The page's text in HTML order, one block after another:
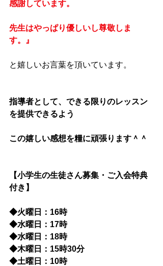
感謝しています。
先生はやっぱり優しいし尊敬しま
す。』
と嬉しいお言葉を頂いています。
指導者として、できる限りのレッスン
を提供できるよう
この嬉しい感想を糧に頑張ります＾＾
【小学生の生徒さん募集・ご入会特典
付き】
◆火曜日：16時
◆水曜日：17時
◆水曜日：18時
◆木曜日：15時30分
◆土曜日：10時